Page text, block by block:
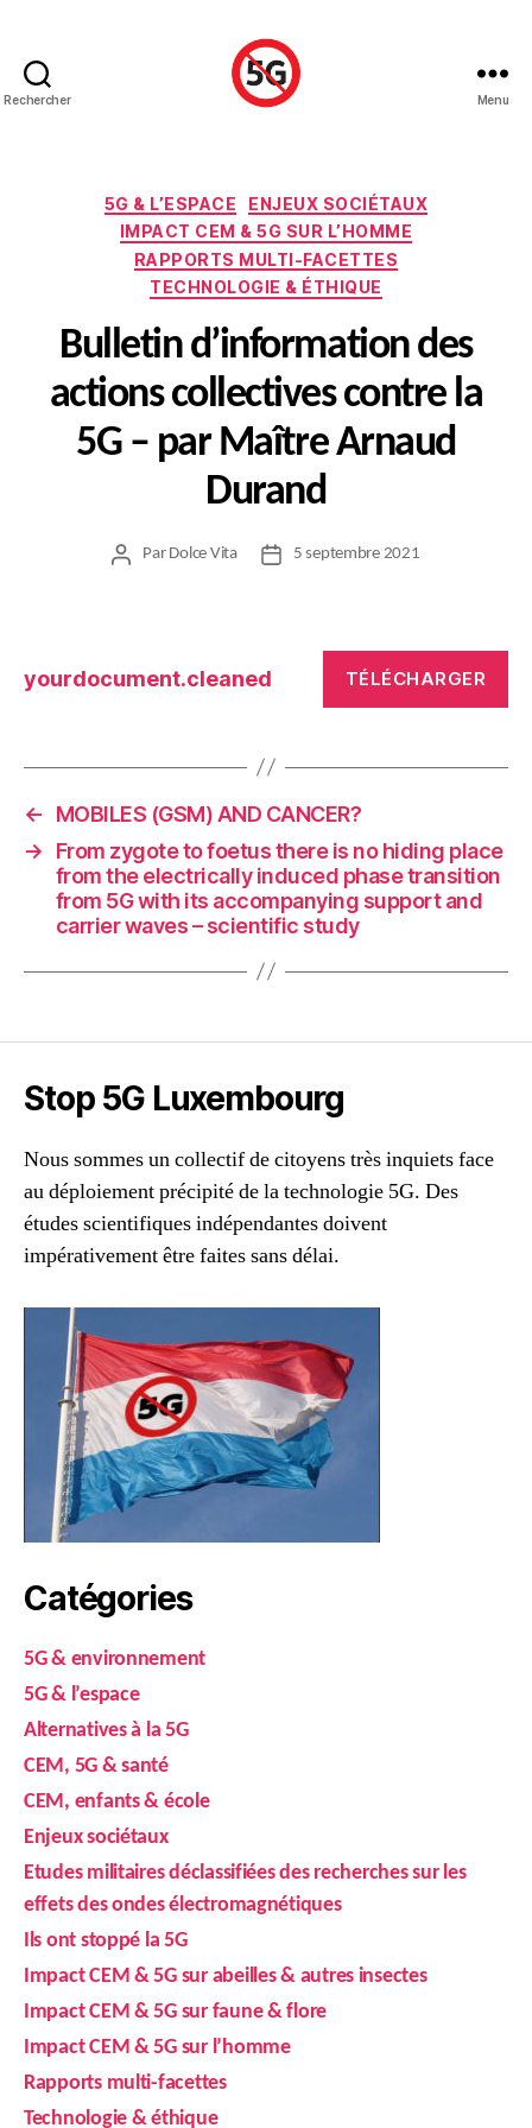
Rechercher Menu
Catégories
5G & L’ESPACE
ENJEUX SOCIÉTAUX
IMPACT CEM & 5G SUR L’HOMME
RAPPORTS MULTI-FACETTES
TECHNOLOGIE & ÉTHIQUE
Bulletin d’information des
actions collectives contre la
5G – par Maître Arnaud
Durand
Auteur
Par Dolce Vita
Date5 septembre 2021
yourdocument.cleaned TÉLÉCHARGER
←
MOBILES (GSM) AND CANCER?
→
From zygote to foetus there is no hiding place
from the electrically induced phase transition
from 5G with its accompanying support and
carrier waves – scientific study
Stop 5G Luxembourg
Nous sommes un collectif de citoyens très inquiets face
au déploiement précipité de la technologie 5G. Des
études scientifiques indépendantes doivent
impérativement être faites sans délai.
Catégories
5G & environnement
5G & l’espace
Alternatives à la 5G
CEM, 5G & santé
CEM, enfants & école
Enjeux sociétaux
Etudes militaires déclassifiées des recherches sur les
effets des ondes électromagnétiques
Ils ont stoppé la 5G
Impact CEM & 5G sur abeilles & autres insectes
Impact CEM & 5G sur faune & flore
Impact CEM & 5G sur l’homme
Rapports multi-facettes
Technologie & éthique